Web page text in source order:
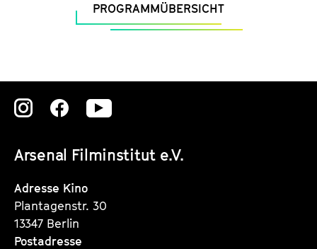
PROGRAMMÜBERSICHT
Arsenal Filminstitut e.V.
Zu
Instagram
Seite
Zu
Instagram
Seite
Zu
Instagram
Adresse Kino
Plantagenstr. 30
13347 Berlin
Postadresse